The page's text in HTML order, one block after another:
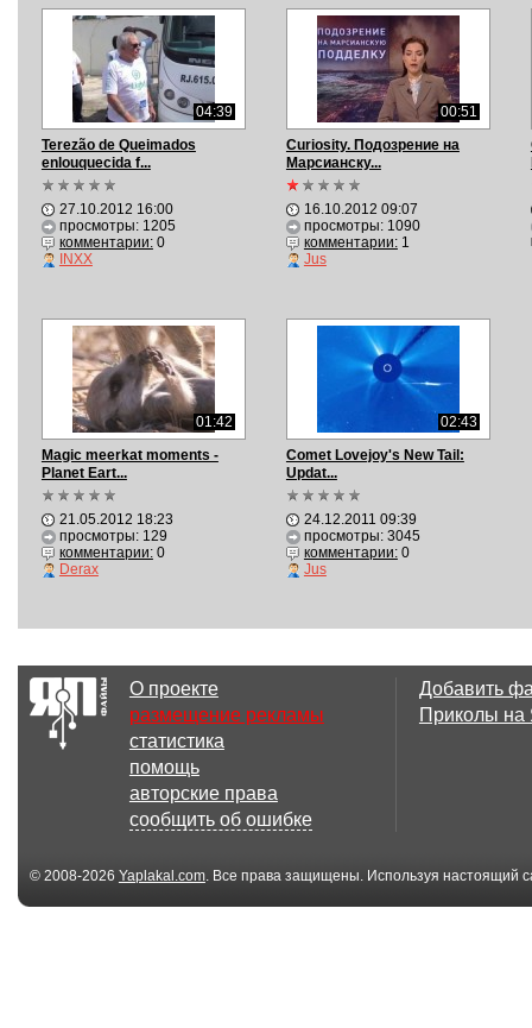
04:39
Terezão de Queimados
enlouquecida f...
27.10.2012 16:00
просмотры: 1205
комментарии:0
INXX
00:51
Curiosity. Подозрение на
Марсианску...
16.10.2012 09:07
просмотры: 1090
комментарии:1
Jus
01:42
Magic meerkat moments -
Planet Eart...
21.05.2012 18:23
просмотры: 129
комментарии:0
Derax
02:43
Comet Lovejoy's New Tail:
Updat...
24.12.2011 09:39
просмотры: 3045
комментарии:0
Jus
О проекте
размещение рекламы
статистика
помощь
авторские права
сообщить об ошибке
Добавить
Приколы
© 2008-2026 Yaplakal.com. Все права защищены. Используя настоящий